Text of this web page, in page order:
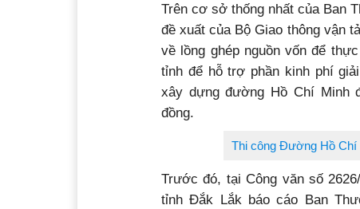
Trên cơ sở thống nhất của Ban
đề xuất của Bộ Giao thông vận
về lồng ghép nguồn vốn để
tỉnh để hỗ trợ phần kinh phí
xây dựng đường Hồ Chí Minh
Trước đó, tại Công văn số